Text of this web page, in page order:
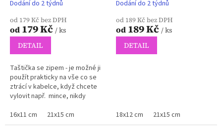
Dodání do 2 týdnů
od 179 Kč bez DPH
od 179 Kč / ks
DETAIL
Taštička se zipem - je možné ji
použít prakticky na vše co se
ztrácí v kabelce, když chcete
vylovit např. mince, nikdy
16x11 cm
21x15 cm
Dodání do 2 týdnů
od 189 Kč bez DPH
od 189 Kč / ks
DETAIL
18x12 cm 21x15 cm